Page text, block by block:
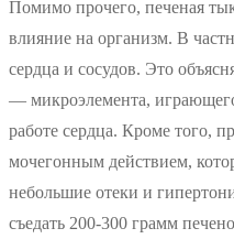
Помимо прочего, печеная
влияние на организм. В
сердца и сосудов. Это
— микроэлемента,
работе сердца. Кроме того,
мочегонным действием,
небольшие отеки и
съедать 200-300 грамм